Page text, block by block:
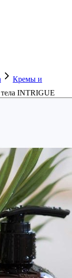
Кремы и
INTRIGUE